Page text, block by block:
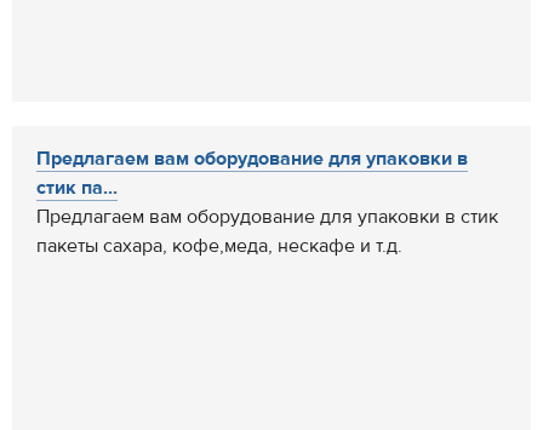
Предлагаем вам оборудование для упаковки в
стик па...
Предлагаем вам оборудование для упаковки в стик
пакеты сахара, кофе,меда, нескафе и т.д.